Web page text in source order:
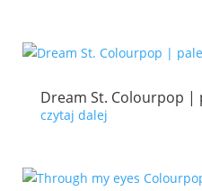
Dream St. Colourpop |
czytaj dalej